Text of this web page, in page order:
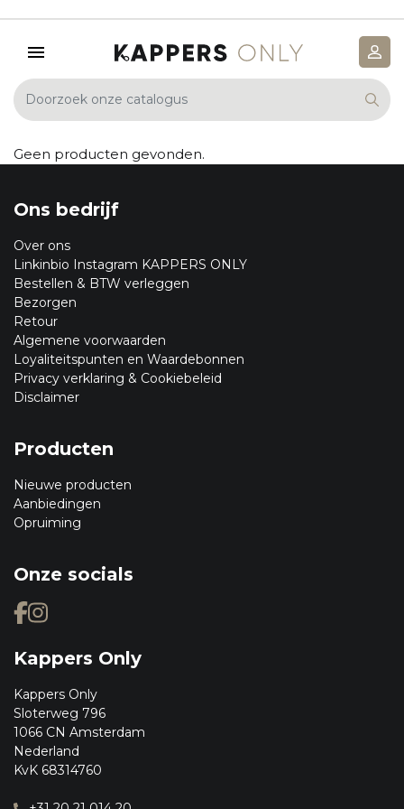
Geen producten gevonden.
Ons bedrijf
Over ons
Linkinbio Instagram KAPPERS ONLY
Bestellen & BTW verleggen
Bezorgen
Retour
Algemene voorwaarden
Loyaliteitspunten en Waardebonnen
Privacy verklaring & Cookiebeleid
Disclaimer
Producten
Nieuwe producten
Aanbiedingen
Opruiming
Onze socials
Kappers Only
Kappers Only
Sloterweg 796
1066 CN Amsterdam
Nederland
KvK 68314760